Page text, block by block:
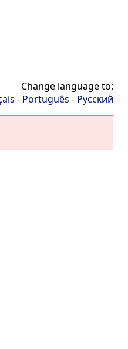
Change language to:
- Português - Русский